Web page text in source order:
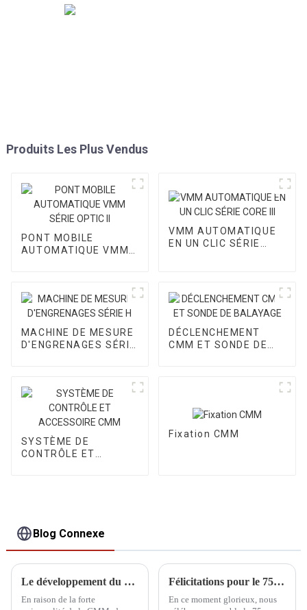
Produits Les Plus Vendus
PONT MOBILE
AUTOMATIQUE VMM
VMM AUTOMATIQUE
EN UN CLIC SÉRIE
MACHINE DE MESURE
D'ENGRENAGES SÉRIE
DÉCLENCHEMENT
CMM ET SONDE DE
SYSTÈME DE
CONTRÔLE ET
Fixation CMM
Blog Connexe
Le développement du CMM
En raison de la forte
Félicitations pour le 75e anniversaire de la fondation de la RPC
En ce moment glorieux, nous